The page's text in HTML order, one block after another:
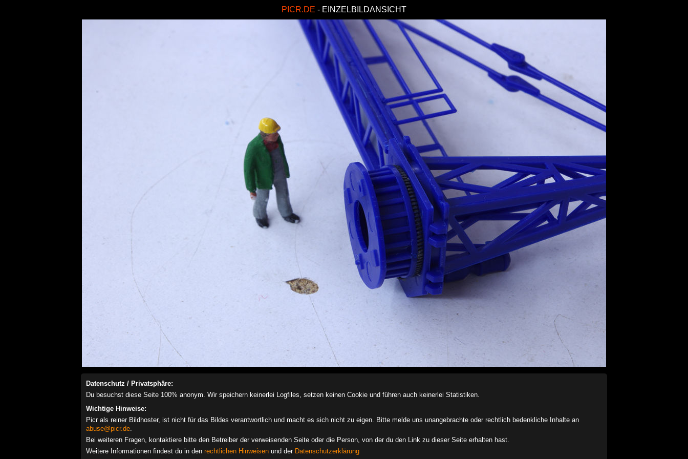
PICR.DE - EINZELBILDANSICHT
Datenschutz / Privatsphäre:
Du besuchst diese Seite 100% anonym. Wir speichern keinerlei Logfiles, setzen keinen Cookie und führen auch keinerlei Statistiken.
Wichtige Hinweise:
Picr als reiner Bildhoster, ist nicht für das Bildes verantwortlich und macht es sich nicht zu eigen. Bitte melde uns unangebrachte oder rechtlich bedenkliche Inhalte an
abuse@picr.de.
Bei weiteren Fragen, kontaktiere bitte den Betreiber der verweisenden Seite oder die Person, von der du den Link zu dieser Seite erhalten hast.
Weitere Informationen findest du in den rechtlichen Hinweisen und der Datenschutzerklärung